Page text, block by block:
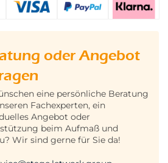
oder Angebot
eine persönliche Beratung
Fachexperten, ein
Angebot oder
beim Aufmaß und
Wir sind gerne für Sie da!